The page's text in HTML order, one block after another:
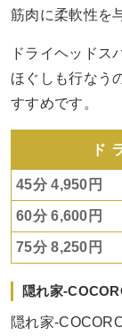
筋肉に柔軟性を
ドライヘッドス
ほぐしも行なう
すすめです。
ド
45分 4,950円
60分 6,600円
75分 8,250円
隠れ家-
隠れ家-